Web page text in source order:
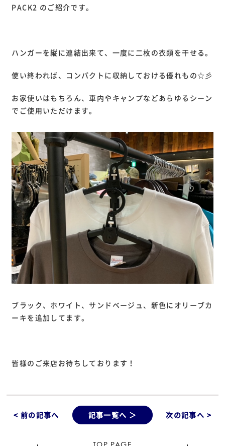
PACK2 のご紹介です。
ハンガーを縦に連結出来て、一度に二枚の衣類を干せる。
使い終われば、コンパクトに収納しておける優れもの☆彡
お家使いはもちろん、車内やキャンプなどあらゆるシーン
でご使用いただけます。
ブラック、ホワイト、サンドベージュ、新色にオリーブカ
ーキを追加してます。
皆様のご来店お待ちしております！
< 前の記事へ 記事一覧へ ＞ 次の記事へ >